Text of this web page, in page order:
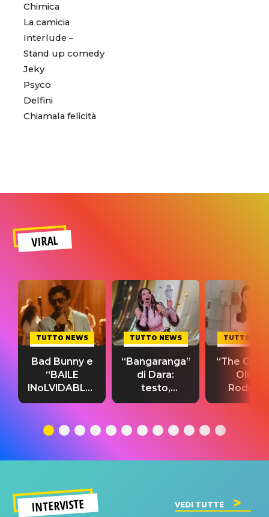
Chimica
La camicia
Interlude –
Stand up comedy
Jeky
Psyco
Delfini
Chiamala felicità
VIRAL
TUTTO NEWS
Bad Bunny e
“BAILE
INoLVIDABLE”:
testo,
significato
TUTTO NEWS
“Bangaranga”
di Dara:
testo,
traduzione e
del singolo
TUTTO
“The
Olivia
testo,
INTERVISTE VEDI TUTTE